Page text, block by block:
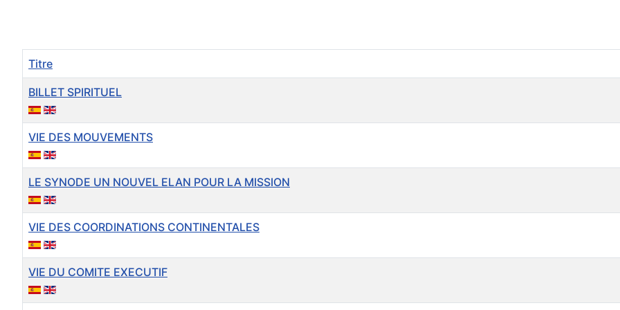
Titre
BILLET SPIRITUEL
VIE DES MOUVEMENTS
LE SYNODE UN NOUVEL ELAN POUR LA MISSION
VIE DES COORDINATIONS CONTINENTALES
VIE DU COMITE EXECUTIF